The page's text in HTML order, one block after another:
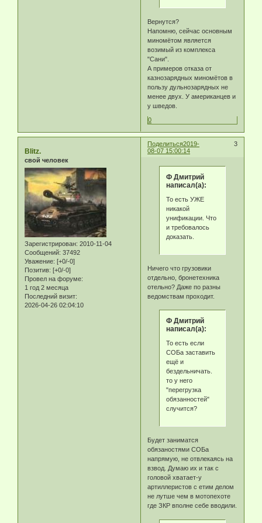
Вернутся?
Напомню, сейчас основным
миномётом является
возимый из комплекса
"Сани".
А примеров отказа от
казнозарядных миномётов в
пользу дульнозарядных не
менее двух. У американцев и
у шведов.
0
Поделиться 3
2019-
08-07 15:00:14
Blitz.
свой человек
Зарегистрирован: 2010-11-04
Сообщений: 37492
Уважение: [+0/-0]
Позитив: [+0/-0]
Провел на форуме:
1 год 2 месяца
Последний визит:
2026-04-26 02:04:10
Ф Дмитрий
написал(а):
То есть УЖЕ
никакой
унификации. Что
и требовалось
доказать.
Ничего что грузовики
отдельно, бронетехника
отельно? Даже по разны
ведомствам проходит.
Ф Дмитрий
написал(а):
То есть если
СОБа заставить
ещё и
бездельничать.
то у него
"перегрузка
обязанностей"
случится?
Будет заниматся
обязаностями СОБа
напрямую, не отвлекаясь на
взвод. Думаю их и так с
головой хватает-у
артиллеристов с етим делом
не лутше чем в мотопехоте
где ЗКР вполне себе вводили.